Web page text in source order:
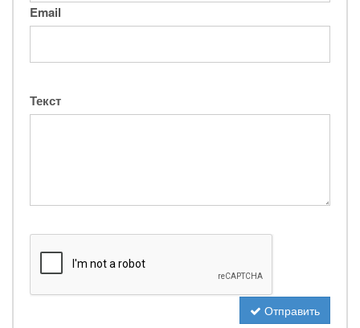
Email
Текст
Отправить